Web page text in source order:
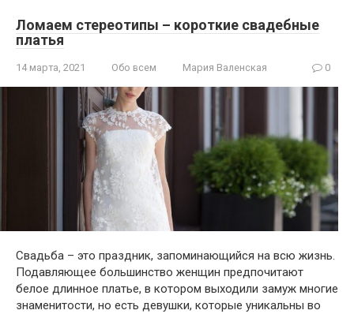
Ломаем стереотипы – короткие свадебные
платья
14 марта, 2021 Обо всем Мария Валенская 0
Свадьба – это праздник, запоминающийся на всю жизнь.
Подавляющее большинство женщин предпочитают
белое длинное платье, в котором выходили замуж многие
знаменитости, но есть девушки, которые уникальны во